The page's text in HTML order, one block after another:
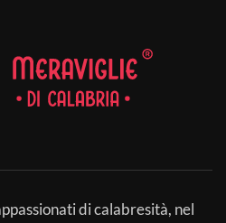
di calabresità, nel